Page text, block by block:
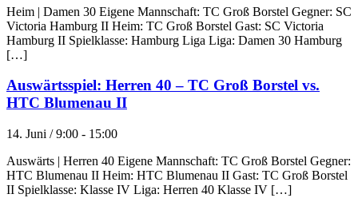
Heim | Damen 30 Eigene Mannschaft: TC Groß Borstel Gegner: SC
Victoria Hamburg II Heim: TC Groß Borstel Gast: SC Victoria
Hamburg II Spielklasse: Hamburg Liga Liga: Damen 30 Hamburg
[…]
Auswärtsspiel: Herren 40 – TC Groß Borstel vs.
HTC Blumenau II
14. Juni / 9:00 - 15:00
Auswärts | Herren 40 Eigene Mannschaft: TC Groß Borstel Gegner:
HTC Blumenau II Heim: HTC Blumenau II Gast: TC Groß Borstel
II Spielklasse: Klasse IV Liga: Herren 40 Klasse IV […]